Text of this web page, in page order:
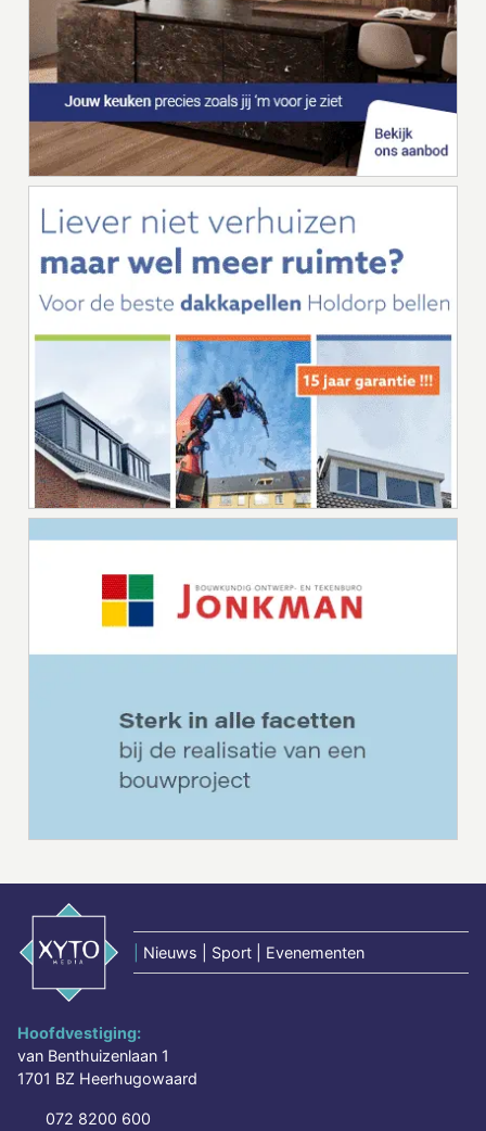
Nieuws | Sport | Evenementen
Hoofdvestiging:
van Benthuizenlaan 1
1701 BZ Heerhugowaard
072 8200 600